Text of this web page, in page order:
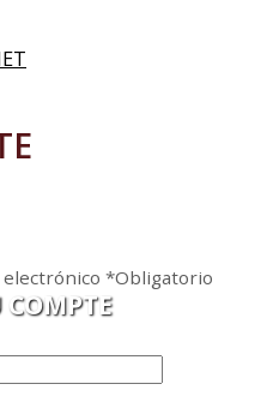
*Obligatorio